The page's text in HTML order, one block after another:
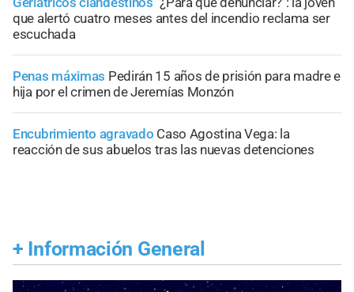
que alertó cuatro meses antes del incendio reclama ser
escuchada
Penas máximas Pedirán 15 años de prisión para madre e
hija por el crimen de Jeremías Monzón
Encubrimiento agravado Caso Agostina Vega: la
reacción de sus abuelos tras las nuevas detenciones
+ Información General